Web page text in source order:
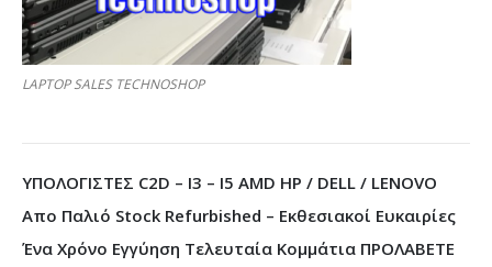
LAPTOP SALES TECHNOSHOP
ΥΠΟΛΟΓΙΣΤΕΣ C2D – I3 – I5 AMD HP / DELL / LENOVO
Απο Παλιό Stock Refurbished – Εκθεσιακοί Ευκαιρίες
Ένα Χρόνο Εγγύηση Τελευταία Κομμάτια ΠΡΟΛΑΒΕΤΕ